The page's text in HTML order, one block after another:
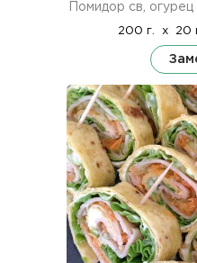
Помидор св,
200 г. x 20